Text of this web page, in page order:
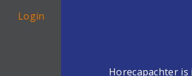
Login
Horecapachter